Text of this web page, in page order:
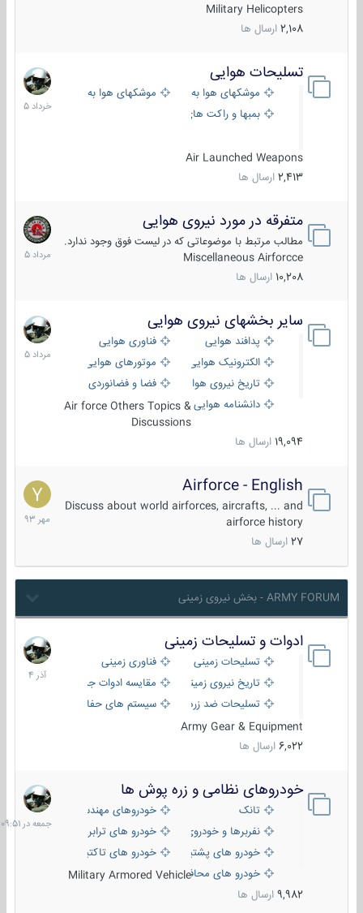
Military Helicopters
2,108 ارسال ها
تسلیحات هوایی
موشکهای هوا به هوا
موشکهای هوا به سطح
بمبها و راکت های هوایی
Air Launched Weapons
2,413 ارسال ها
30
خرداد
1405
متفرقه در مورد نیروی هوایی
مطالب مرتبط با موضوعاتی که در لیست فوق وجود ندارد.
Miscellaneous Airforcce
10,208 ارسال ها
7
مرداد
1405
سایر بخشهای نیروی هوایی
پدافند هوایی
فناوری هوایی
الکترونیک هوایی
موتورهای هوایی
تاریخ نیروی هوایی
فضا و فضانوردی
دانشنامه هواییAir force Others Topics &
Discussions
19,094 ارسال ها
2
مرداد
1405
Airforce - English
Discuss about world airforces, aircrafts, ... and
airforce history
27 ارسال ها
15
مهر
1393
ARMY FORUM - بخش نیروی زمینی
ادوات و تسلیحات زمینی
تسلیحات زمینی
فناوری زمینی
تاریخ نیروی زمینی
مقایسه ادوات جنگی
تسلیحات ضد زره
سیستم های حفاظت فعال
Army Gear & Equipment
6,022 ارسال ها
21
آذر
1404
خودروهای نظامی و زره پوش ها
تانک
خودروهای مهندسی
نفربرها و خودروی های رزمی پیاده نظام
خودرو های ترابری نظامی
خودرو های پشتیبانی آتش ، شناسایی و ضد تانک
خودرو های تاکتیکی نظامی
خودرو های محافظت شدهMilitary Armored Vehicle
9,982 ارسال ها
جمعه
در
09:51